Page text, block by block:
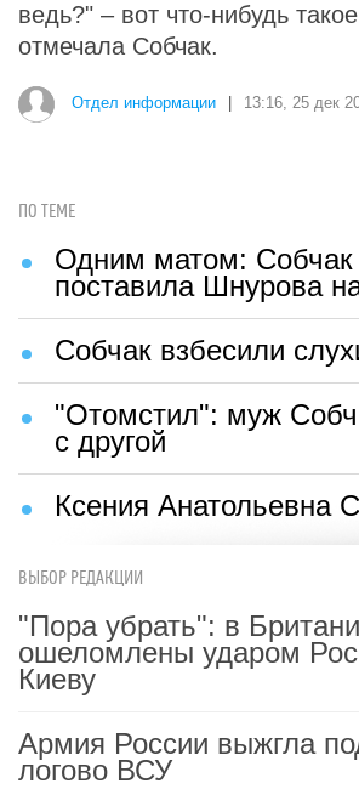
ведь?" – вот что-нибудь
отмечала Собчак.
Отдел информации 13:16, 25 дек
ПО ТЕМЕ
Одним матом: Собчак
поставила Шнурова
Собчак взбесили
"Отомстил": муж
с другой
Ксения Анатольевна
ВЫБОР РЕДАКЦИИ
"Пора убрать": в
ошеломлены ударом
Киеву
Армия России выжгла
логово ВСУ